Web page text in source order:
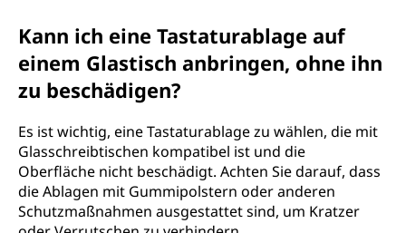
Kann ich eine Tastaturablage auf
einem Glastisch anbringen, ohne ihn
zu beschädigen?
Es ist wichtig, eine Tastaturablage zu wählen, die mit
Glasschreibtischen kompatibel ist und die
Oberfläche nicht beschädigt. Achten Sie darauf, dass
die Ablagen mit Gummipolstern oder anderen
Schutzmaßnahmen ausgestattet sind, um Kratzer